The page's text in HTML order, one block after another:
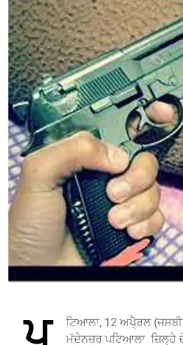
ਪ
ਟਿਆਲਾ, 12 ਅਪੈ੍ਰਲ
ਮੱਦੇਨਜ਼ਰ ਪਟਿਆਲਾ ਜ਼ਿਲ੍ਹੇ